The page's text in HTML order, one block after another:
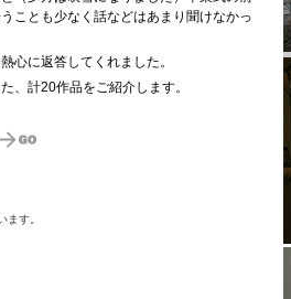
ことも少なく話などはあまり聞けなかっ
心に返答してくれました。
、計20作品をご紹介します。
ます。